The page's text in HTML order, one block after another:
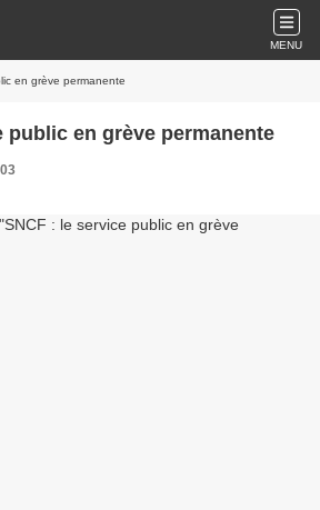
MENU
en grève permanente
public en grève permanente